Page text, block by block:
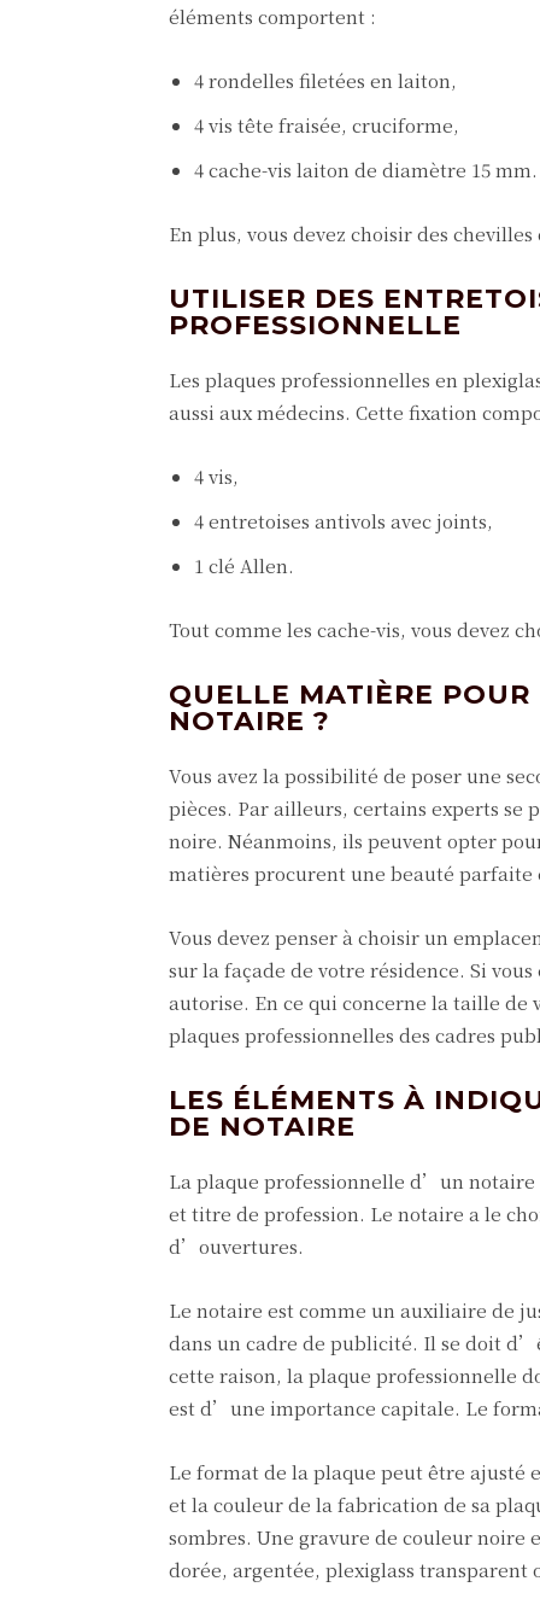
éléments comportent :
4 rondelles filetées en laiton,
4 vis tête fraisée, cruciforme,
4 cache-vis laiton de diamètre 15 mm.
En plus, vous devez choisir des
UTILISER DES
PROFESSIONNELLE
Les plaques professionnelles en
aussi aux médecins. Cette fixation
4 vis,
4 entretoises antivols avec joints,
1 clé Allen.
Tout comme les cache-vis, vous devez
QUELLE MATIÈRE
NOTAIRE ?
Vous avez la possibilité de poser une
pièces. Par ailleurs, certains experts se
noire. Néanmoins, ils peuvent opter
matières procurent une beauté
Vous devez penser à choisir un
sur la façade de votre résidence. Si
autorise. En ce qui concerne la taille
plaques professionnelles des cadres
LES ÉLÉMENTS À
DE NOTAIRE
La plaque professionnelle d’un
et titre de profession. Le notaire a le
d’ouvertures.
Le notaire est comme un auxiliaire de
dans un cadre de publicité. Il se doit
cette raison, la plaque professionnelle
est d’une importance capitale. Le
Le format de la plaque peut être ajusté
et la couleur de la fabrication de sa
sombres. Une gravure de couleur noire
dorée, argentée, plexiglass